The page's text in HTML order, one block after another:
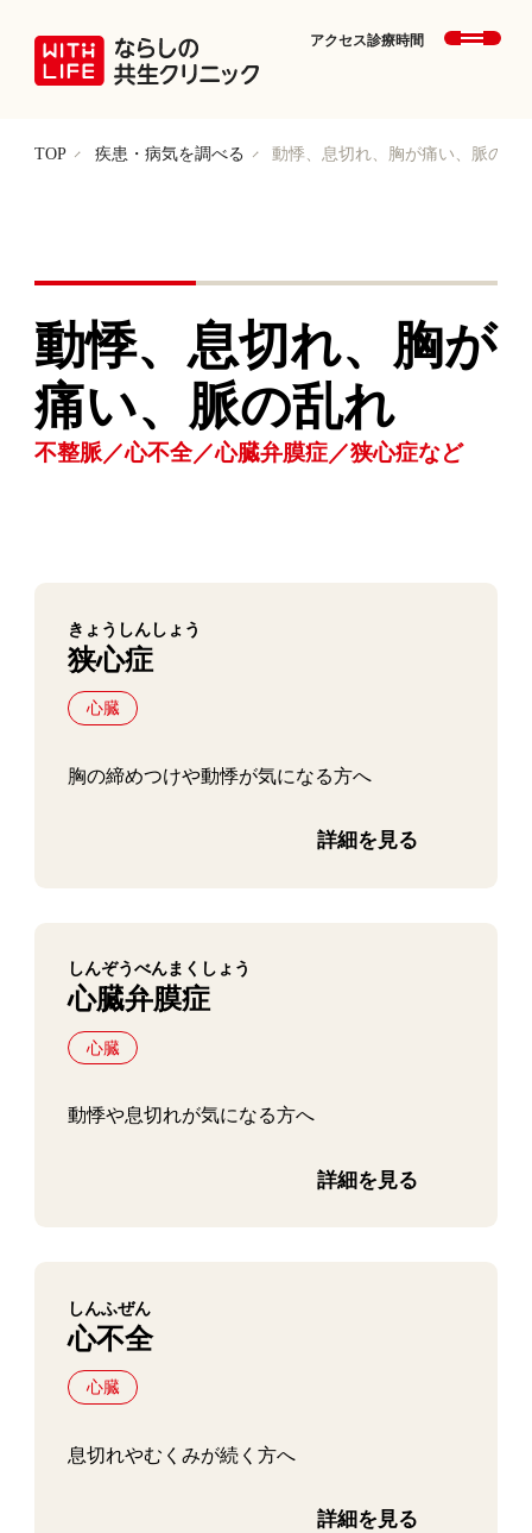
アクセス診療時間
TOP 疾患・病気を調べる 動悸、息切れ、胸が痛い、脈の乱
動悸、息切れ、胸が
痛い、脈の乱れ
不整脈／心不全／心臓弁膜症／狭心症など
きょうしんしょう
狭心症
心臓
胸の締めつけや動悸が気になる方へ
詳細を見る
しんぞうべんまくしょう
心臓弁膜症
心臓
動悸や息切れが気になる方へ
詳細を見る
しんふぜん
心不全
心臓
息切れやむくみが続く方へ
詳細を見る